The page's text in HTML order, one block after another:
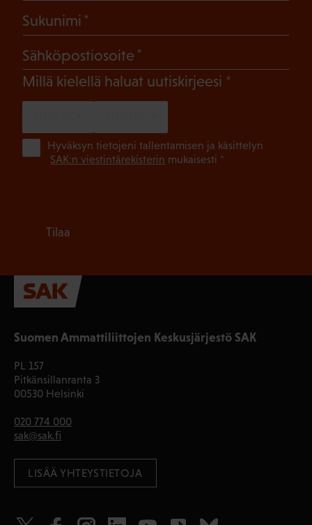
Suomen Ammattiliittojen Keskusjärjestö SAK
PL 157
Pitkänsillanranta 3
00530 Helsinki
020 774 000
sak@sak.fi
LISÄÄ YHTEYSTIETOJA
Sukunimi
Sähköpostiosoite
Millä kielellä haluat uutiskirjeesi (Pakollinen)
Hyväksyn tietojeni tallentamisen ja käsittelyn
SAK:n viestintärekisterin mukaisesti *
Tilaa